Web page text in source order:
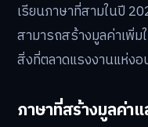
เรียนภาษาที่สามในปี
สามารถสร้างมูลค่าเพิ่
สิ่งที่ตลาดแรงงานแห่ง
ภาษาที่สร้างมูลค่าแ